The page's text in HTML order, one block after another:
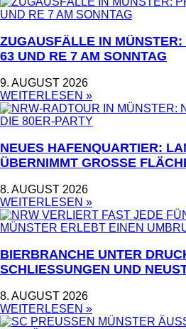
ZUGAUSFÄLLE IN
63 UND RE 7 AM SONNTAG
9. AUGUST 2026
WEITERLESEN »
NEUES HAFENQUARTIER:
ÜBERNIMMT GROSSE
8. AUGUST 2026
WEITERLESEN »
BIERBRANCHE UNTER
SCHLIESSUNGEN UND
8. AUGUST 2026
WEITERLESEN »